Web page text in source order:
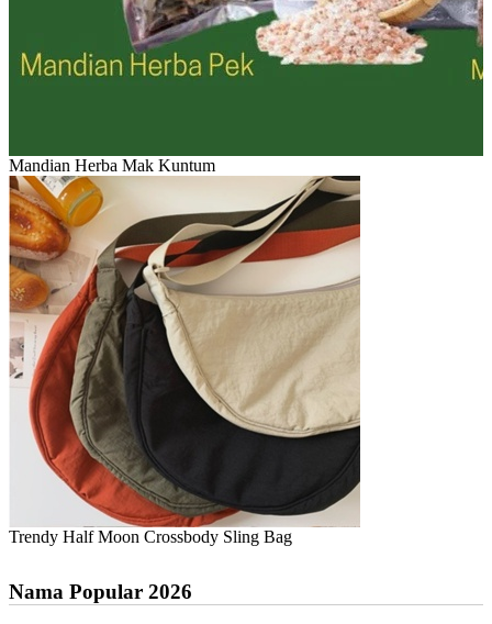
Mandian Herba Mak Kuntum
Trendy Half Moon Crossbody Sling Bag
Nama Popular 2026